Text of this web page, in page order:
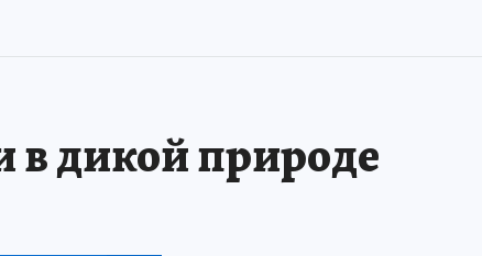
в дикой природе